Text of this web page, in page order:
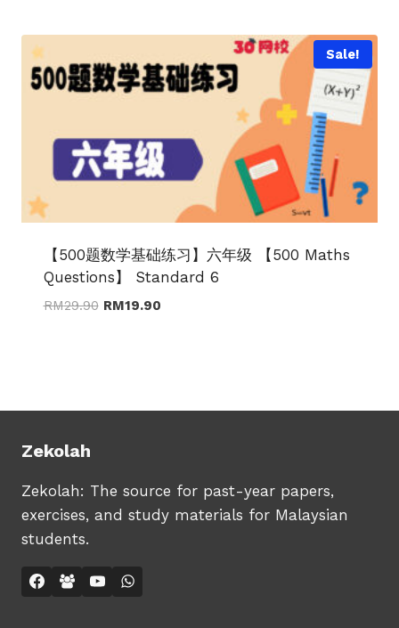
Sale!
【500题数学基础练习】六年级 【500 Maths
Questions】 Standard 6
RM29.90 Original
RM19.90Current
Zekolah
Zekolah: The source for past-year papers,
exercises, and study materials for Malaysian
students.